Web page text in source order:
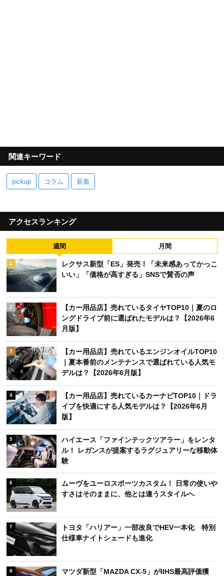
関連キーワード
pickup コラム 新着
アクセスランキング
週間 月間
1
レクサス新型「ES」発売！「未来感あってかっこ
いい」「価格が高すぎる」SNSで賛否の声
2
【カー用品店】売れているタイヤTOP10｜夏のロ
ングドライブ前に選ばれたモデルは？【2026年6
月版】
3
【カー用品店】売れているエンジンオイルTOP10
｜夏本番前のメンテナンスで選ばれている人気モ
デルは？【2026年6月版】
4
【カー用品店】売れているカーナビTOP10｜ドラ
イブを快適にする人気モデルは？【2026年6月
版】
5
ハイエース「ファインテックツアラー」をレンタ
ル！ レガンスが提案するラグジュアリーな移動体
験
6
ムーヴをユーロスポーツカスタム！ 日常の使いや
すさはそのままに、他とは違うスタイルへ
7
トヨタ「ハリアー」一部改良でHEV一本化 特別
仕様車ナイトシェードも進化
8
マツダ新型「MAZDA CX-5」がIIHS最高評価獲